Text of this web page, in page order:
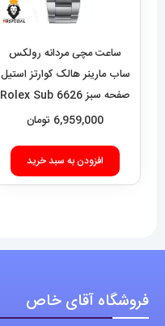
ساعت مچی مردانه رولکس
ساب مارینر هالک کوارتز استیل
صفحه سبز 6626 Rolex Sub
mariner hulk
6,959,000 تومان
افزودن به سبد خرید
فروشگاه آقای خاص